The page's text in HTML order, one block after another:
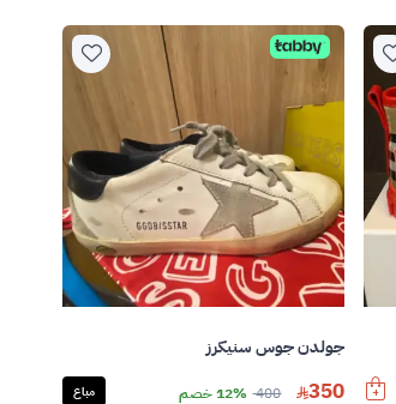
جولدن جوس سنيكرز
350
400 12% خصم مباع